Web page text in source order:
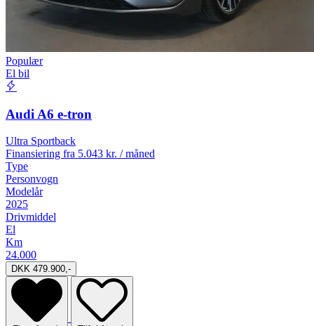
Populær
El bil
Audi A6 e-tron
Ultra Sportback
Finansiering fra 5.043 kr. / måned
Type
Personvogn
Modelår
2025
Drivmiddel
El
Km
24.000
DKK 479.900,-